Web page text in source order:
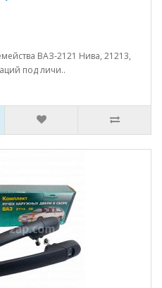
ВАЗ-2121 Нива, 21213,
под личи..